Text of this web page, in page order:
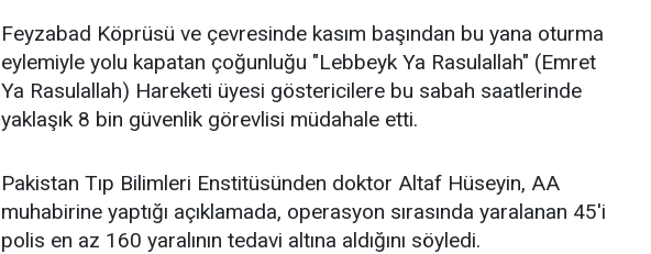
Feyzabad Köprüsü ve çevresinde kasım başından bu yana oturma
eylemiyle yolu kapatan çoğunluğu "Lebbeyk Ya Rasulallah" (Emret
Ya Rasulallah) Hareketi üyesi göstericilere bu sabah saatlerinde
yaklaşık 8 bin güvenlik görevlisi müdahale etti.
Pakistan Tıp Bilimleri Enstitüsünden doktor Altaf Hüseyin, AA
muhabirine yaptığı açıklamada, operasyon sırasında yaralanan 45'i
polis en az 160 yaralının tedavi altına aldığını söyledi.